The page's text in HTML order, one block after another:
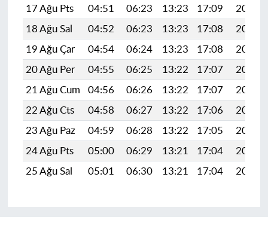
17 Ağu Pts
04:51 06:23 13:23 17:09
20:14
18 Ağu Sal
04:52 06:23 13:23 17:08
20:13
19 Ağu Çar
04:54 06:24 13:23 17:08
20:11
20 Ağu Per
04:55 06:25 13:22 17:07
20:10
21 Ağu Cum
04:56 06:26 13:22 17:07
20:08
22 Ağu Cts
04:58 06:27 13:22 17:06
20:07
23 Ağu Paz
04:59 06:28 13:22 17:05
20:06
24 Ağu Pts
05:00 06:29 13:21 17:04
20:04
25 Ağu Sal
05:01 06:30 13:21 17:04 20:03